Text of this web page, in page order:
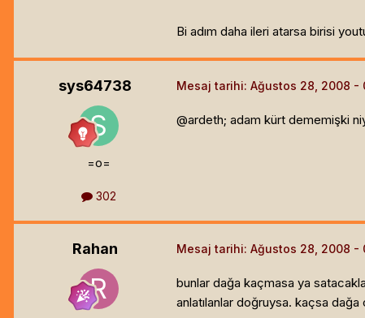
Bi adım daha ileri atarsa birisi
sys64738
=o=
302
Mesaj tarihi: Ağustos 28, 2008
@ardeth; adam kürt dememişki
Rahan Mesaj tarihi: Ağustos 28, 2008
bunlar dağa kaçmasa ya
anlatılanlar doğruysa. kaçsa dağa